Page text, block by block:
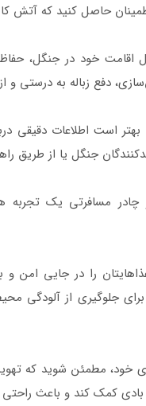
حاصل کنید که آتش
خود در جنگل،
دفع زباله به درستی
است اطلاعات دقیقی
جنگل یا از طریق
مسافرتی یک تجربه
را در جایی امن
جلوگیری از آلودگی
مطمئن شوید که
کمک کند و باعث